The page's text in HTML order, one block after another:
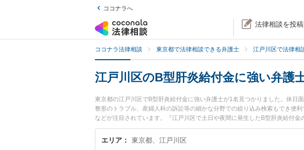
ココナラへ
法律相談を投
ココナラ法律相談 東京都で法律相談できる弁護士 江戸川区で法律相
江戸川区のB型肝炎給付金に強い弁護
東京都の江戸川区でB型肝炎給付金に強い弁護士が1名見つかりました。休
整形のトラブル、産婦人科の訴訟等の細かな分野での絞り込み検索もでき便
などが注目されています。『江戸川区で土日や夜間に発生したB型肝炎給付
護士を検索したい』『初回相談無料でB型肝炎給付金を法律相談できる江戸
エリア 東京都、江戸川区